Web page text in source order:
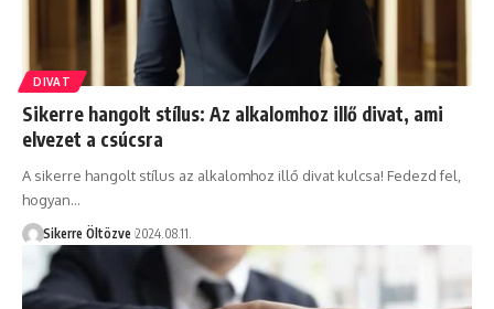
DIVAT
Sikerre hangolt stílus: Az alkalomhoz illő divat, ami
elvezet a csúcsra
A sikerre hangolt stílus az alkalomhoz illő divat kulcsa! Fedezd fel,
hogyan…
Sikerre Öltözve 2024.08.11.